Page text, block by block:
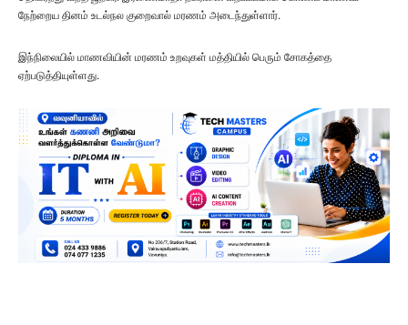
நேற்றைய தினம் உடல்நல குறைவால் மரணம் அடைந்துள்ளார்.
இந்நிலையில் மாணவியின் மரணம் உறவுகள் மத்தியில் பெரும் சோகத்தை
ஏற்படுத்தியுள்ளது.